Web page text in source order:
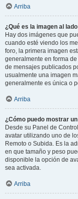
Arriba
¿Qué es la imagen al
Hay dos imágenes que
cuando esté viendo los
foro, la primera imagen
generalmente en forma
de mensajes publicados
usualmente una imagen
generalmente es única o
Arriba
¿Cómo puedo mostrar
Desde su Panel de
avatar utilizando uno de
Remoto o Subida. Es la
en que tamaño y peso
disponible la opción de
sea activada.
Arriba